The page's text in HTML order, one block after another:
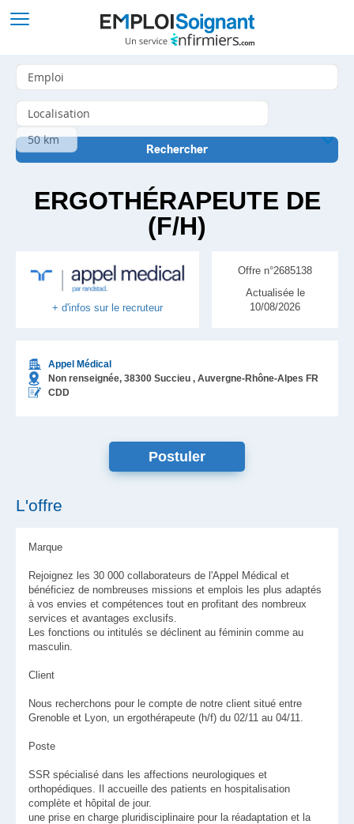
ERGOTHÉRAPEUTE DE
(F/H)
+ d'infos sur le recruteur
Appel Médical
Non renseignée, 38300 Succieu , Auvergne-Rhône-Alpes FR
CDD
Offre n°2685138
Actualisée le
10/08/2026
L'offre
Marque
Rejoignez les 30 000 collaborateurs de l'Appel Médical et
bénéficiez de nombreuses missions et emplois les plus adaptés
à vos envies et compétences tout en profitant des nombreux
services et avantages exclusifs.
Les fonctions ou intitulés se déclinent au féminin comme au
masculin.
Client
Nous recherchons pour le compte de notre client situé entre
Grenoble et Lyon, un ergothérapeute (h/f) du 02/11 au 04/11.
Poste
SSR spécialisé dans les affections neurologiques et
orthopédiques. Il accueille des patients en hospitalisation
complète et hôpital de jour.
une prise en charge pluridisciplinaire pour la réadaptation et la